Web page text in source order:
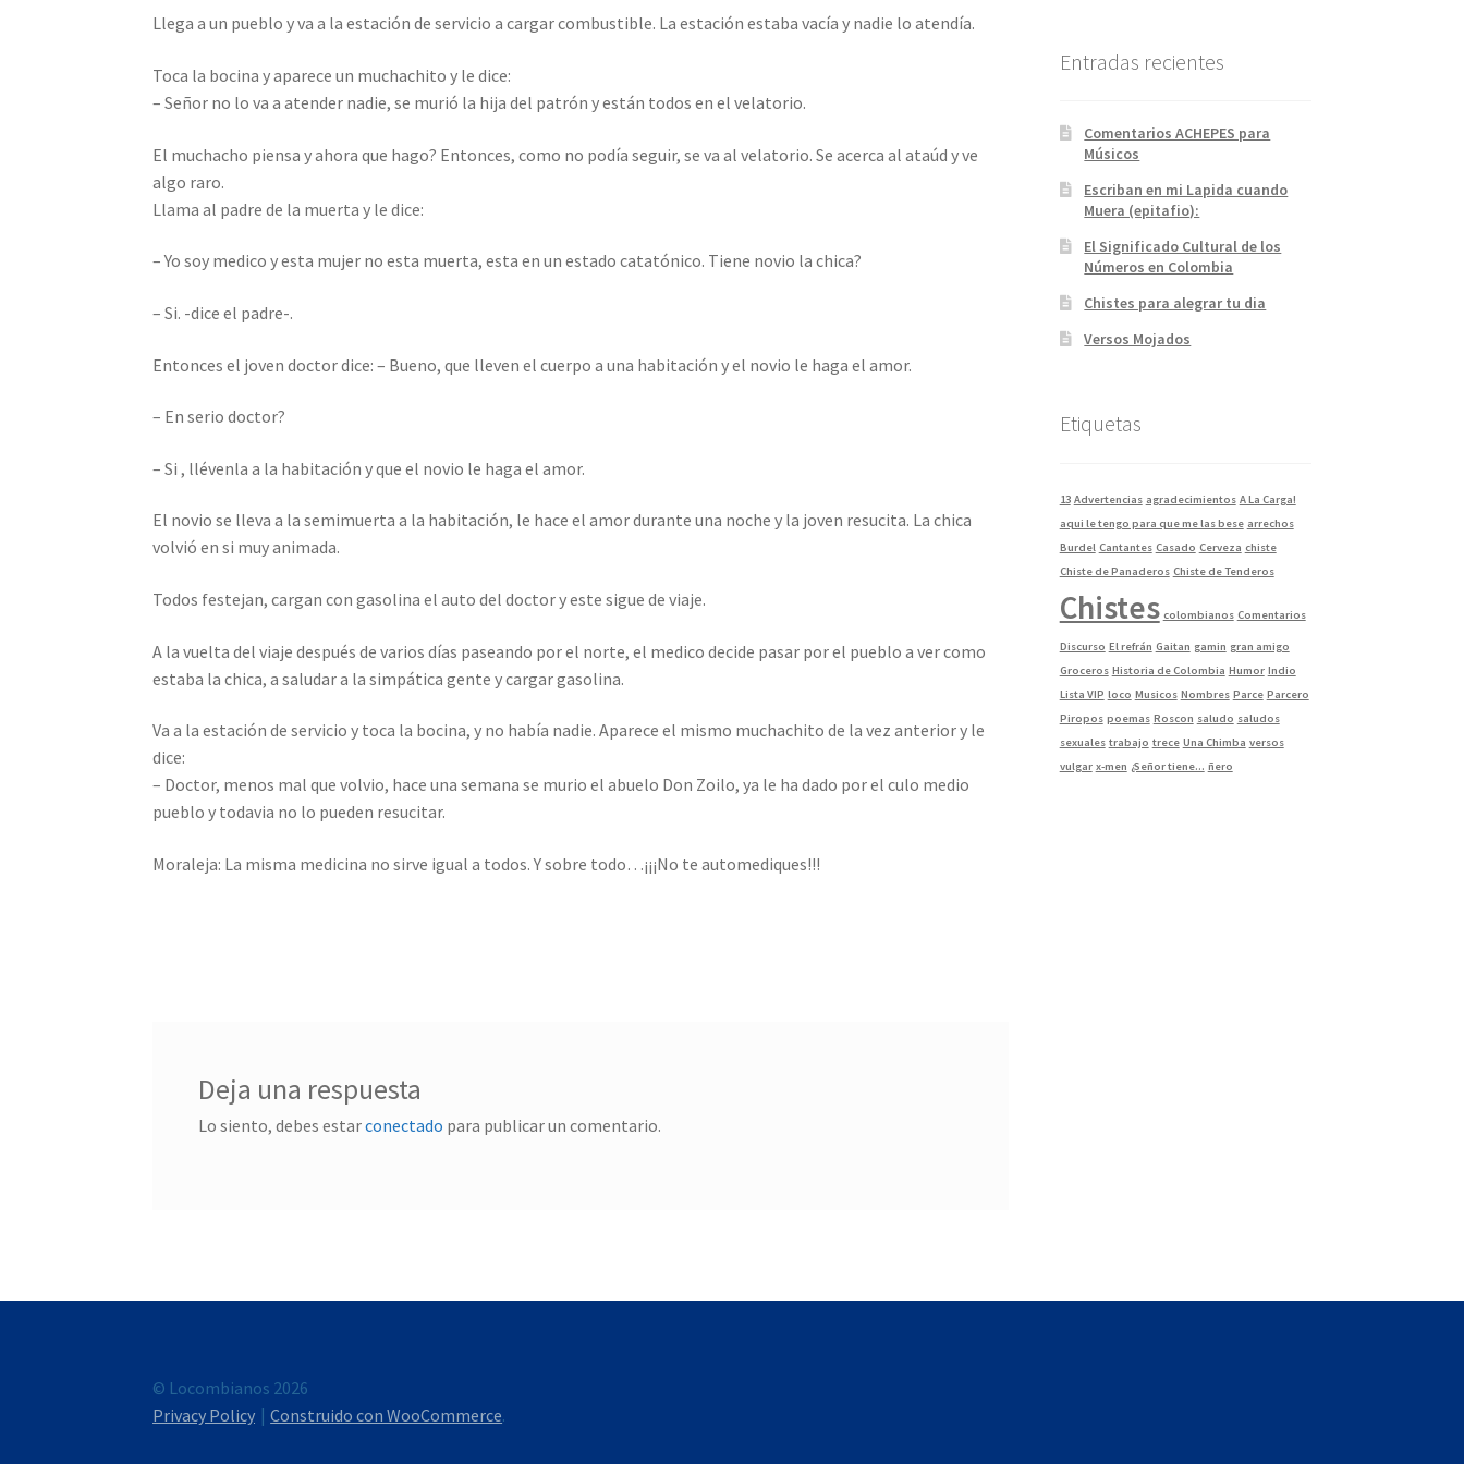
Llega a un pueblo y va a la estación de servicio a cargar combustible. La estación estaba vacía y nadie lo atendía.
Toca la bocina y aparece un muchachito y le dice:
– Señor no lo va a atender nadie, se murió la hija del patrón y están todos en el velatorio.
El muchacho piensa y ahora que hago? Entonces, como no podía seguir, se va al velatorio. Se acerca al ataúd y ve
algo raro.
Llama al padre de la muerta y le dice:
– Yo soy medico y esta mujer no esta muerta, esta en un estado catatónico. Tiene novio la chica?
– Si. -dice el padre-.
Entonces el joven doctor dice: – Bueno, que lleven el cuerpo a una habitación y el novio le haga el amor.
– En serio doctor?
– Si , llévenla a la habitación y que el novio le haga el amor.
El novio se lleva a la semimuerta a la habitación, le hace el amor durante una noche y la joven resucita. La chica
volvió en si muy animada.
Todos festejan, cargan con gasolina el auto del doctor y este sigue de viaje.
A la vuelta del viaje después de varios días paseando por el norte, el medico decide pasar por el pueblo a ver como
estaba la chica, a saludar a la simpática gente y cargar gasolina.
Va a la estación de servicio y toca la bocina, y no había nadie. Aparece el mismo muchachito de la vez anterior y le
dice:
– Doctor, menos mal que volvio, hace una semana se murio el abuelo Don Zoilo, ya le ha dado por el culo medio
pueblo y todavia no lo pueden resucitar.
Moraleja: La misma medicina no sirve igual a todos. Y sobre todo…¡¡¡No te automediques!!!
Deja una respuesta
Lo siento, debes estarconectado para publicar un comentario.
Entradas recientes
Comentarios ACHEPES para
Músicos
Escriban en mi Lapida cuando
Muera (epitafio):
El Significado Cultural de los
Números en Colombia
Chistes para alegrar tu dia
Versos Mojados
Etiquetas
13 Advertencias agradecimientos A La Carga!
aqui le tengo para que me las bese arrechos
Burdel Cantantes Casado Cerveza chiste
Chiste de Panaderos Chiste de Tenderos
Chistes colombianos Comentarios
Discurso El refrán Gaitan gamin gran amigo
Groceros Historia de Colombia Humor Indio
Lista VIP loco Musicos Nombres Parce Parcero
Piropos poemas Roscon saludo saludos
sexuales trabajo trece Una Chimba versos
vulgar x-men ¿Señor tiene... ñero
© Locombianos 2026
Privacy Policy
Construido con WooCommerce.